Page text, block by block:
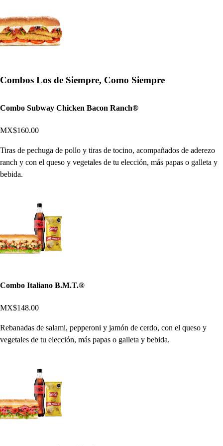
Combos Los de Siempre, Como Siempre
Combo Subway Chicken Bacon Ranch®
MX$160.00
Tiras de pechuga de pollo y tiras de tocino, acompañados de aderezo
ranch y con el queso y vegetales de tu elección, más papas o galleta y
bebida.
Combo Italiano B.M.T.®
MX$148.00
Rebanadas de salami, pepperoni y jamón de cerdo, con el queso y
vegetales de tu elección, más papas o galleta y bebida.